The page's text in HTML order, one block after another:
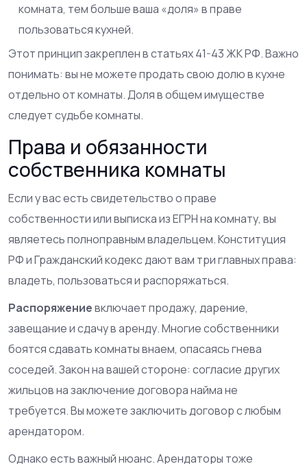
комната, тем больше ваша «доля» в праве
пользоваться кухней.
Этот принцип закреплен в статьях 41-43 ЖК РФ. Важно
понимать: вы не можете продать свою долю в кухне
отдельно от комнаты. Доля в общем имуществе
следует судьбе комнаты.
Права и обязанности
собственника комнаты
Если у вас есть свидетельство о праве
собственности или выписка из ЕГРН на комнату, вы
являетесь полноправным владельцем. Конституция
РФ и Гражданский кодекс дают вам три главных права:
владеть, пользоваться и распоряжаться.
Распоряжениевключает продажу, дарение,
завещание и сдачу в аренду. Многие собственники
боятся сдавать комнаты внаем, опасаясь гнева
соседей. Закон на вашей стороне: согласие других
жильцов на заключение договора найма не
требуется. Вы можете заключить договор с любым
арендатором.
Однако есть важный нюанс. Арендаторы тоже